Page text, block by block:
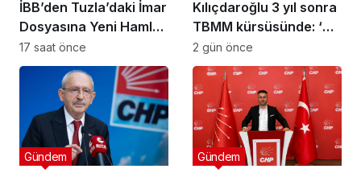
İBB’den Tuzla’daki İmar
Dosyasına Yeni Hamle:
“Mesele Siyaset Değil,
Kamu Yararı”
17 saat önce
Kılıçdaroğlu 3 yıl sonra
TBMM kürsüsünde: ‘Biz
çalıp çırpmayı bilmeyiz’
2 gün önce
Gündem Gündem